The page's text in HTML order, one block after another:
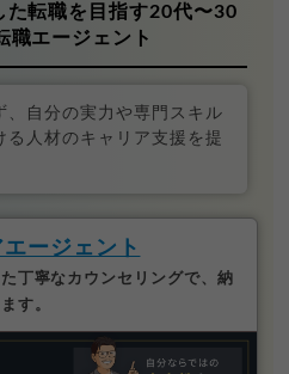
た転職を目指す20代〜30
職エージェント
、自分の実力や専門スキル
る人材のキャリア支援を提
ージェント
丁寧なカウンセリングで、納
す。